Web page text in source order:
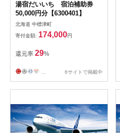
湯宿だいいち 宿泊補助券
50,000円分【6300401】
北海道 中標津町
寄付金額: 174,000円
還元率 29%
... 6サイトで掲載中